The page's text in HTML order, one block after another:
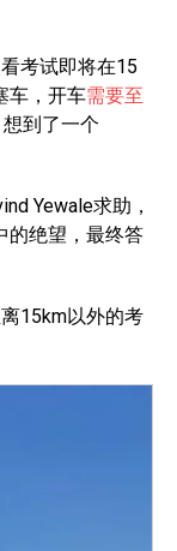
考试即将在15
车，开车需要至
到了一个
Yewale求助，
的绝望，最终答
15km以外的考